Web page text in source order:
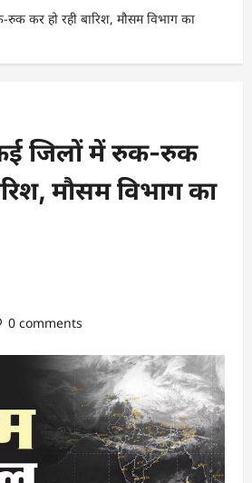
कर हो रही बारिश, मौसम विभाग का
जिलों में रुक-रुक
मौसम विभाग का
0 comments